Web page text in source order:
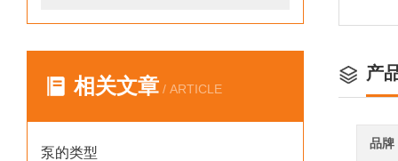
相关文章 / ARTICLE
泵的类型
产
品牌